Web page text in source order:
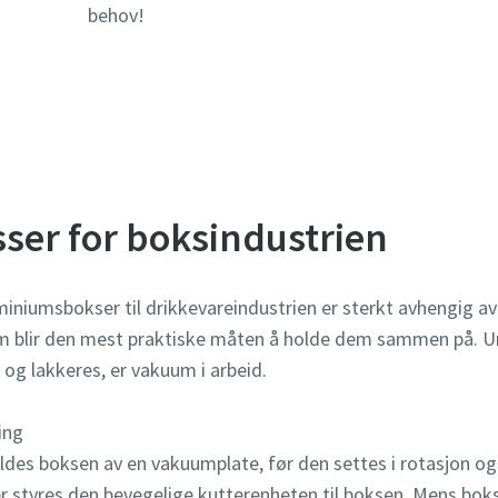
behov!
for boksindustrien
til drikkevareindustrien er sterkt avhengig
blir den mest praktiske måten å holde dem sammen på.
lakkeres, er vakuum i arbeid.
boksen av en vakuumplate, før den settes i rotasjon
eller forespørsler
eller forespørsler
eller forespørsler
eller forespørsler